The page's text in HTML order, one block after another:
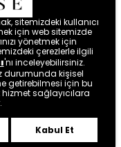
renk paletleri,
kadınları hayal
etmektedir.
sitemizdeki kullanıcı
için web sitemizde
yönetmek için
çerezlerle ilgili
'nı inceleyebilirsiniz.
durumunda kişisel
getirebilmesi için bu
sağlayıcılara
Kabul Et